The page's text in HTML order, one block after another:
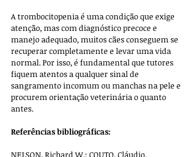
A trombocitopenia é uma condição que exige
atenção, mas com diagnóstico precoce e
manejo adequado, muitos cães conseguem se
recuperar completamente e levar uma vida
normal. Por isso, é fundamental que tutores
fiquem atentos a qualquer sinal de
sangramento incomum ou manchas na pele e
procurem orientação veterinária o quanto
antes.
Referências bibliográficas:
NELSON, Richard W.; COUTO, Cláudio.